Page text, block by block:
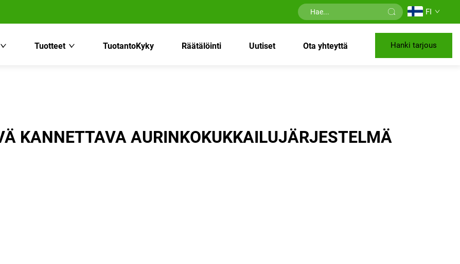
FI
Tuotteet TuotantoKyky Räätälöinti Uutiset Ota yhteyttä Hanki tarjous
KANNETTAVA AURINKOKUKKAILUJÄRJESTELMÄ